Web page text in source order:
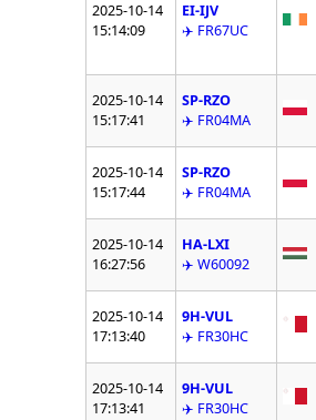
2025-10-14
15:14:09
EI-IJV
✈️ FR67UC
2025-10-14
15:17:41
SP-RZO
✈️ FR04MA
2025-10-14
15:17:44
SP-RZO
✈️ FR04MA
2025-10-14
16:27:56
HA-LXI
✈️ W60092
2025-10-14
17:13:40
9H-VUL
✈️ FR30HC
2025-10-14
17:13:41
9H-VUL
✈️ FR30HC